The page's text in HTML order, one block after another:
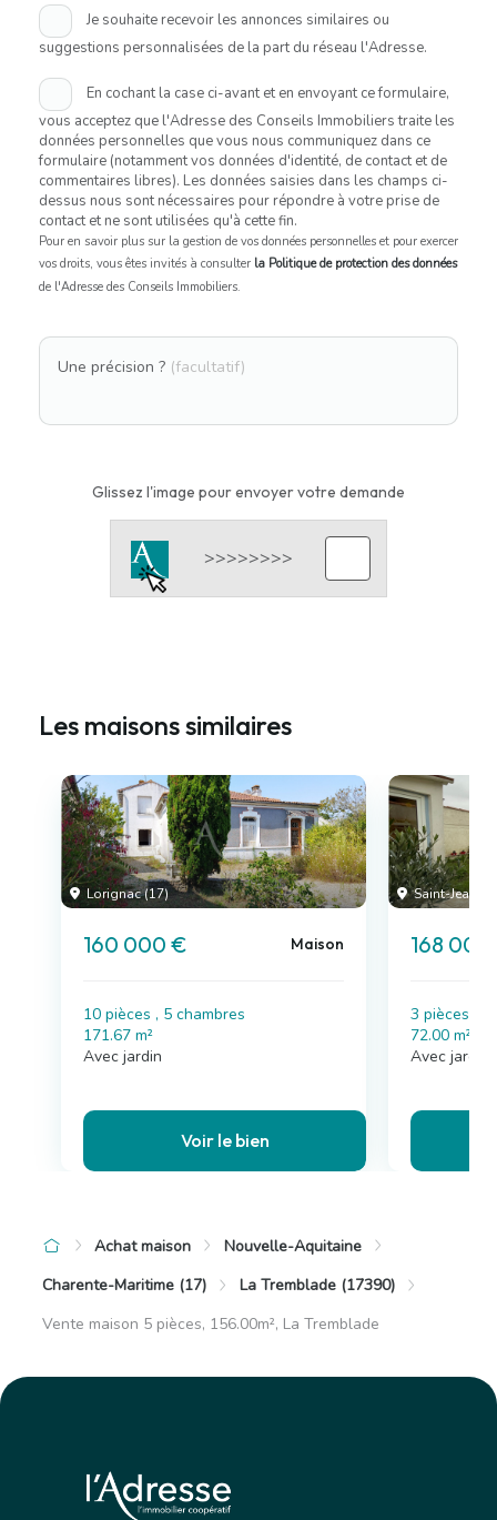
Je souhaite recevoir les annonces similaires ou
suggestions personnalisées de la part du réseau l'Adresse.
En cochant la case ci-avant et en envoyant ce formulaire,
vous acceptez que l'Adresse des Conseils Immobiliers traite les
données personnelles que vous nous communiquez dans ce
formulaire (notamment vos données d'identité, de contact et de
commentaires libres). Les données saisies dans les champs ci-
dessus nous sont nécessaires pour répondre à votre prise de
contact et ne sont utilisées qu'à cette fin.
Pour en savoir plus sur la gestion de vos données personnelles et pour exercer
vos droits, vous êtes invités à consulter la Politique de protection des données
de l'Adresse des Conseils Immobiliers.
Une précision ? (facultatif)
Glissez l'image pour envoyer votre demande
Les maisons similaires
Lorignac (17)
160 000 € Maison
10 pièces , 5 chambres
171.67 m²
Avec jardin
Voir le bien
Saint-Jean-
168
3 pièces , 1
72.00 m²
Avec
Achat maison
Nouvelle-Aquitaine
Charente-Maritime (17)
La Tremblade (17390)
Vente maison 5 pièces, 156.00m², La Tremblade